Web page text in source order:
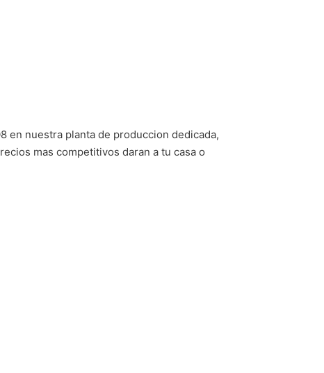
en nuestra planta de produccion dedicada,
mas competitivos daran a tu casa o